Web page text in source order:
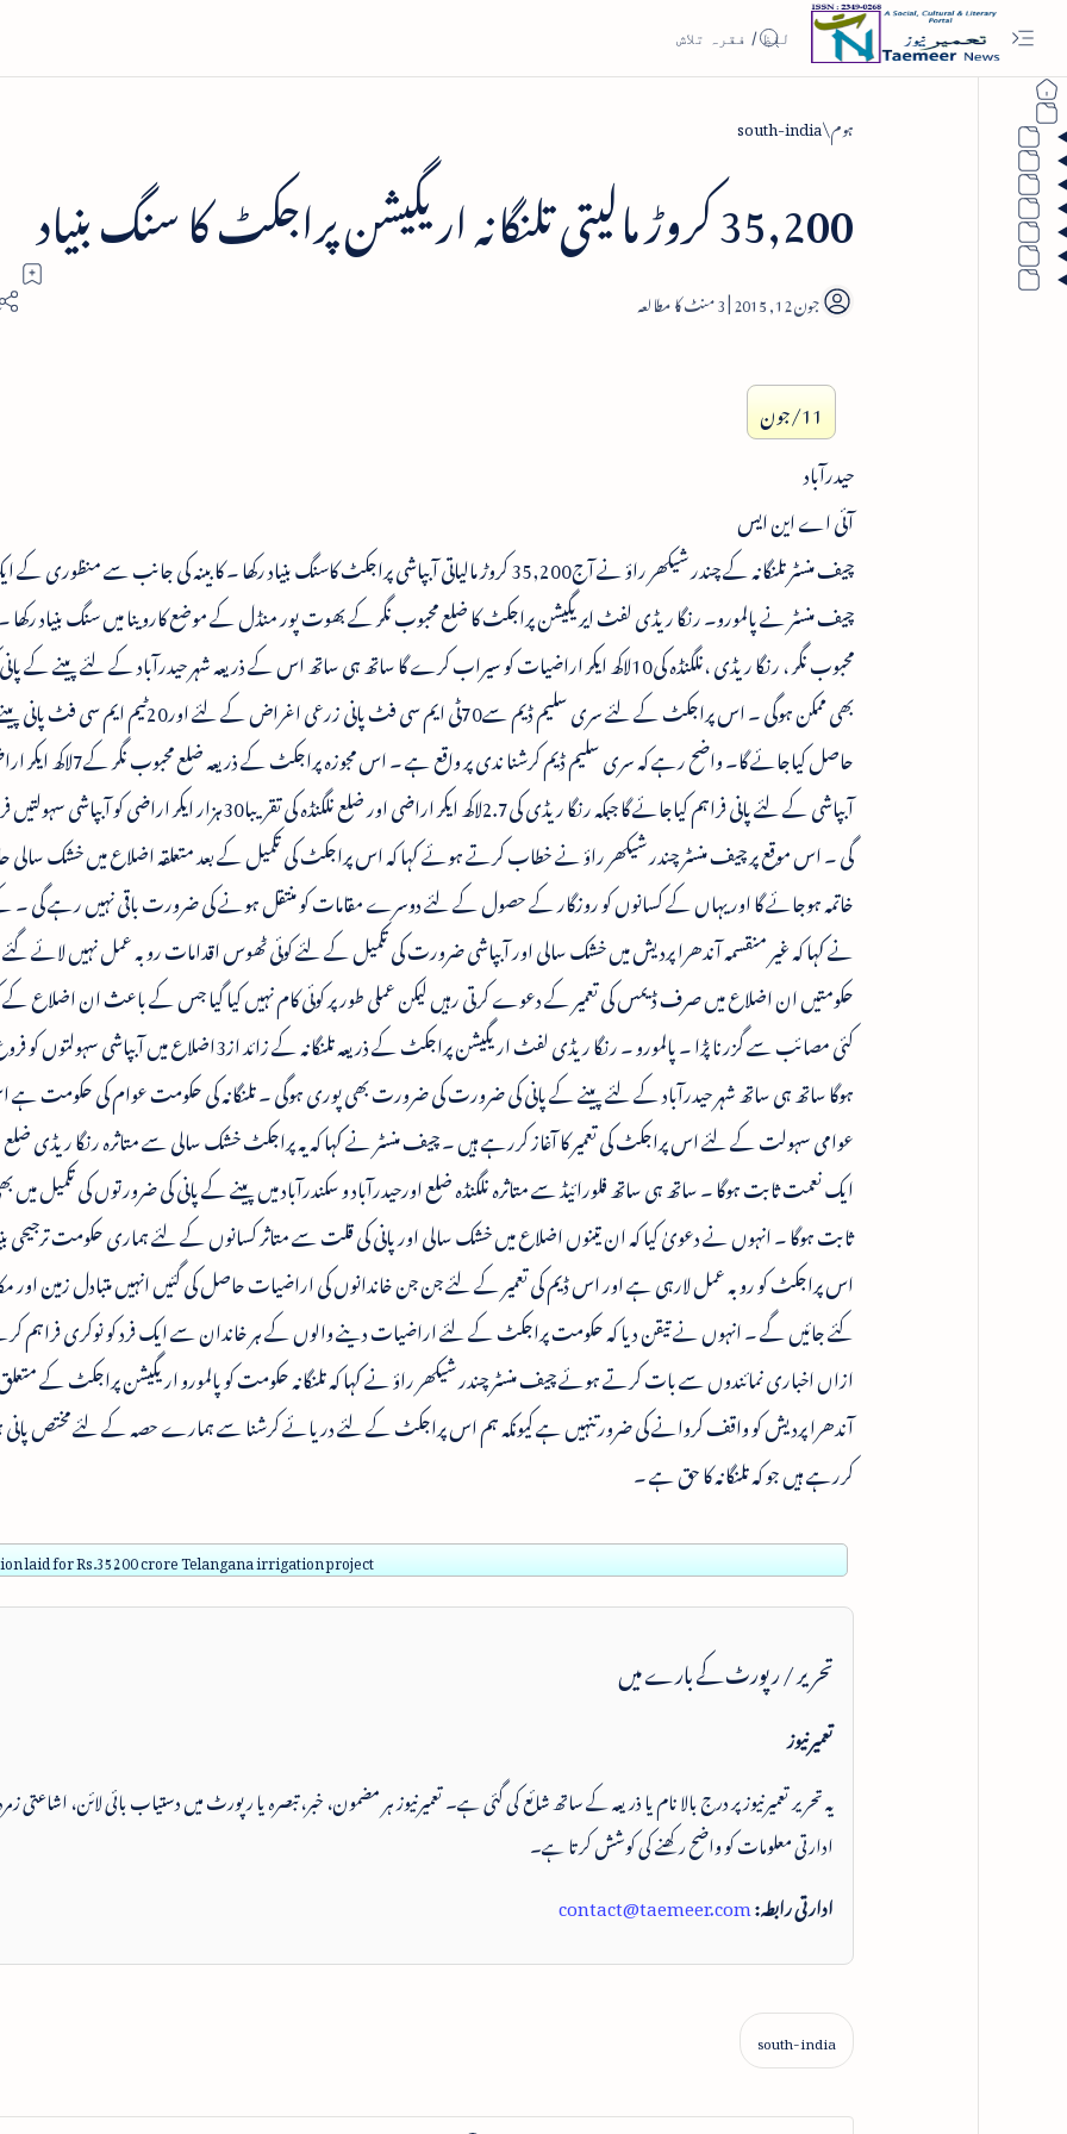
ہوم south-india
35,200 کروڑ مالیتی تلنگانہ اریگیشن پراجکٹ کا سنگ بنیاد
3
11/جون
حیدرآباد
آئی اے این ایس
چیف منسٹر تلنگانہ کے چندر شیکھر راؤ نے آج35,200 کروڑ مالیاتی آبپاشی پراجکٹ کاسنگ بنیاد رکھا ۔ کابینہ کی جانب سے
چیف منسٹر نے پالمورو۔ رنگا ریڈی لفٹ ایریگیشن پراجکٹ کا ضلع محبوب نگر کے بھوت پور منڈل کے موضع کاروینا میں سنگ بنیاد رکھا
محبوب نگر ، رنگا ریڈی ،نلگنڈہ کی10لاکھ ایکر اراضیات کو سیراب کرے گا ساتھ ہی ساتھ اس کے ذریعہ شہر حیدرآباد کے لئے پینے کے
بھی ممکن ہوگی ۔ اس پراجکٹ کے لئے سری سلیم ڈیم سے70ٹی ایم سی فٹ پانی زرعی اغراض
حاصل کیاجائے گا۔ واضح رہے کہ سری سلیم ڈیم کرشنا ندی پر واقع ہے ۔ اس مجوزہ
آبپاشی کے لئے پانی فراہم کیاجائے گا جبکہ رنگا ریڈی کی2.7لاکھ ایکر اراضی اور ضلع نلگنڈہ کی تقریبا30ہزار
گی ۔ اس موقع پر چیف منسٹر چندر شیکھر راؤ نے خطاب کرتے ہوئے کہا کہ اس پراجکٹ کی تکمیل کے بعد متعلقہ اضلاع میں خشک سالی
خاتمہ ہوجائے گا اور یہاں کے کسانوں کو روزگار کے حصول کے لئے دوسرے مقامات کو منتقل ہونے کی ضرورت باقی نہیں رہے گی
نے کہا کہ غیر منقسمہ آندھرا پردیش میں خشک سالی اور آبپاشی ضرورت کی تکمیل کے لئے کوئی ٹھوس اقدامات روبہ عمل نہیں لائے
حکومتیں ان اضلاع میں صرف ڈیمس کی تعمیر کے دعوے کرتی رہیں لیکن عملی طور پر کوئی کام نہیں کیا گیا جس کے باعث ان اضلاع کے
کئی مصائب سے گزرنا پڑا ۔ پالمورو ۔ رنگا ریڈی لفٹ اریگیشن پراجکٹ کے ذریعہ تلنگانہ کے زائد از3اضلاع
ہوگا ساتھ ہی ساتھ شہر حیدرآباد کے لئے پینے کے پانی کی ضرورت کی ضرورت بھی پوری ہوگی ۔ تلنگانہ کی حکومت عوام کی حکومت
عوامی سہولت کے لئے اس پراجکٹ کی تعمیر کا آغاز کررہے ہیں ۔ چیف منسٹر نے کہا کہ یہ پراجکٹ خشک سالی سے متاثرہ رنگا ریڈی
ایک نعمت ثابت ہوگا ۔ ساتھ ہی ساتھ فلورائیڈ سے متاثرہ نلگنڈہ ضلع اورحیدرآباد و سکندرآباد میں پینے کے پانی کی ضرورتوں کی تکمیل میں
ثابت ہوگا ۔ انہوں نے دعویٰ کیا کہ ان تینوں اضلاع میں خشک سالی اور پانی کی قلت سے متاثر کسانوں کے لئے ہماری حکومت ترجیحی
اس پراجکٹ کو روبہ عمل لارہی ہے اور اس ڈیم کی تعمیر کے لئے جن جن خاندانوں کی اراضیات حاصل کی گئیں انہیں متبادل زمین اور
کئے جائیں گے ۔ انہوں نے تیقن دیا کہ حکومت پراجکٹ کے لئے اراضیات دینے والوں کے ہر خاندان سے ایک فرد کو نوکری فراہم
ازاں اخباری نمائندوں سے بات کرتے ہوئے چیف منسٹر چندر شیکھر راؤ نے کہا کہ تلنگانہ حکومت کو پالمورو اریگیشن پراجکٹ کے
آندھرا پردیش کو واقف کروانے کی ضرورتنہیں ہے کیونکہ ہم اس پراجکٹ کے لئے دریائے کرشنا سے ہمارے حصہ کے لئے مختص
کررہے ہیں جو کہ تلنگانہ کا حق ہے ۔
laid for Rs.35200 crore Telangana irrigation project
تحریر / رپورٹ کے بارے میں
تعمیرنیوز
یہ تحریر تعمیرنیوز پر درج بالا نام یا ذریعہ کے ساتھ شائع کی گئی ہے۔ تعمیرنیوز ہر مضمون، خبر، تبصرہ یا رپورٹ میں دستیاب بائی لائن، اشاعتی
ادارتی معلومات کو واضح رکھنے کی کوشش کرتا ہے۔
ادارتی رابطہ:contact@taemeer.com